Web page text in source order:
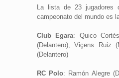
La lista de 23 jugadores
campeonato del mundo es
Club Egara: Quico
(Delantero), Viçens Ruiz
(Delantero)
RC Polo: Ramón Alegre